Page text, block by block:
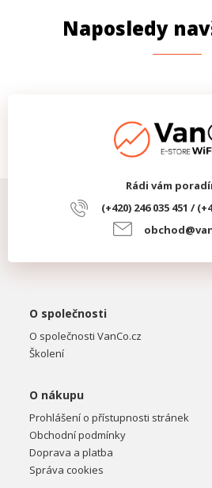
Naposledy
Rádi vám
(+420) 246 035 451 /
O společnosti
O společnosti VanCo.cz
Školení
O nákupu
Prohlášení o přístupnosti stránek
Obchodní podmínky
Doprava a platba
Správa cookies